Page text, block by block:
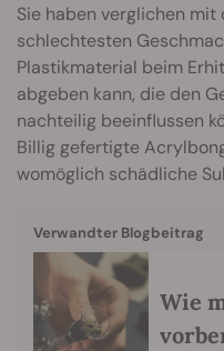
Sie haben verglichen
schlechtesten
Plastikmaterial beim
abgeben kann, die den
nachteilig beeinflussen
Billig gefertigte
womöglich schädliche
Verwandter Blogbeitrag
Wie